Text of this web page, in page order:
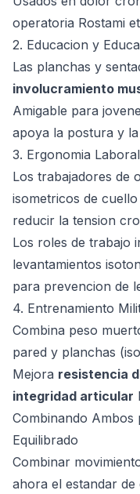
operatoria Rostami
2. Educacion y
Las planchas y
involucramiento
Amigable para
apoya la postura y
3. Ergonomia Laboral
Los trabajadores de
isometricos de
reducir la tension
Los roles de trabajo
levantamientos
para prevencion de
4. Entrenamiento
Combina peso
pared y planchas
Mejora resistencia
integridad articular
Combinando Ambos
Equilibrado
Combinar
ahora el estandar